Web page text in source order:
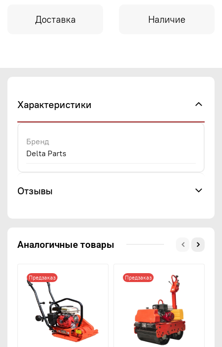
Доставка Наличие
Характеристики
Бренд
Delta Parts
Отзывы
Аналогичные товары
Предзаказ Предзаказ